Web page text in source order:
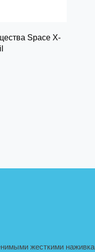
Space X-
жесткими